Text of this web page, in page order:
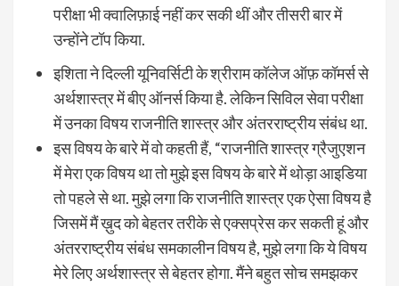
परीक्षा भी क्वालिफ़ाई नहीं कर सकी थीं और तीसरी बार में
उन्होंने टॉप किया.
इशिता ने दिल्ली यूनिवर्सिटी के श्रीराम कॉलेज ऑफ़ कॉमर्स से
अर्थशास्त्र में बीए ऑनर्स किया है. लेकिन सिविल सेवा परीक्षा
में उनका विषय राजनीति शास्त्र और अंतरराष्ट्रीय संबंध था.
इस विषय के बारे में वो कहती हैं, “राजनीति शास्त्र ग्रैजुएशन
में मेरा एक विषय था तो मुझे इस विषय के बारे में थोड़ा आइडिया
तो पहले से था. मुझे लगा कि राजनीति शास्त्र एक ऐसा विषय है
जिसमें मैं ख़ुद को बेहतर तरीके से एक्सप्रेस कर सकती हूं और
अंतरराष्ट्रीय संबंध समकालीन विषय है, मुझे लगा कि ये विषय
मेरे लिए अर्थशास्त्र से बेहतर होगा. मैंने बहुत सोच समझकर